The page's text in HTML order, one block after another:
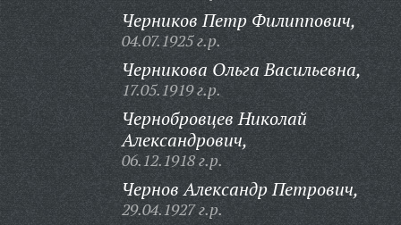
Черников Петр Филиппович,
04.07.1925 г.р.
Черникова Ольга Васильевна,
17.05.1919 г.р.
Чернобровцев Николай
Александрович,
06.12.1918 г.р.
Чернов Александр Петрович,
29.04.1927 г.р.